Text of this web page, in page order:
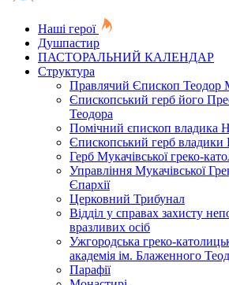
Наші герої
Душпастир
ПАСТОРАЛЬНИЙ КАЛЕНДАР
Структура
Правлячий Єпископ Теодор
Єпископський герб його
Теодора
Помічний єпископ владика
Єпископський герб владики
Герб Мукачівської греко-
Управління Мукачівської
Єпархії
Церковний Трибунал
Відділ у справах захисту
вразливих осіб
Ужгородська греко-
академія ім. Блаженного
Парафії